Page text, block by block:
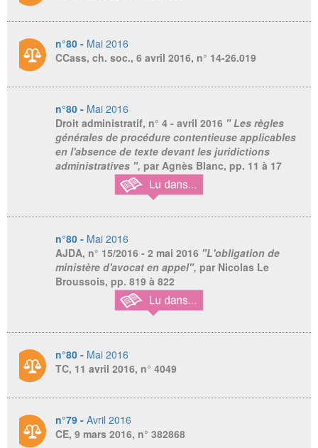
n°80 - Mai 2016
CCass, ch. soc., 6 avril 2016, n° 14-26.019
n°80 - Mai 2016
Droit administratif, n° 4 - avril 2016 " Les règles
générales de procédure contentieuse applicables
en l'absence de texte devant les juridictions
administratives ", par Agnès Blanc, pp. 11 à 17
n°80 - Mai 2016
AJDA, n° 15/2016 - 2 mai 2016 "L'obligation de
ministère d'avocat en appel", par Nicolas Le
Broussois, pp. 819 à 822
n°80 - Mai 2016
TC, 11 avril 2016, n° 4049
n°79 - Avril 2016
CE, 9 mars 2016, n° 382868